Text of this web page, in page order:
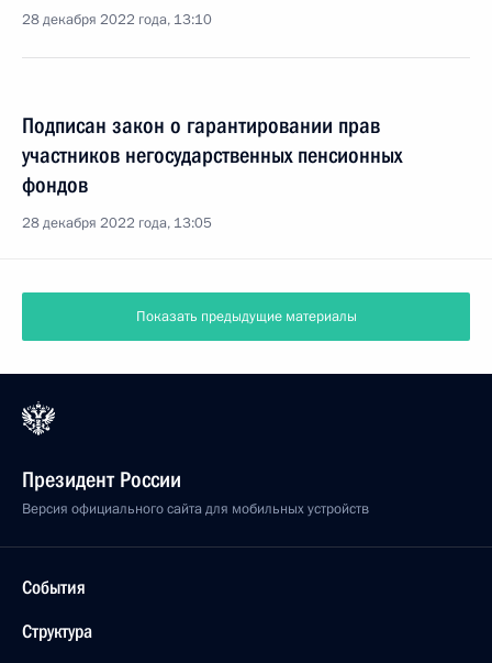
28 декабря 2022 года, 13:10
Подписан закон о гарантировании прав
участников негосударственных пенсионных
фондов
28 декабря 2022 года, 13:05
Показать предыдущие материалы
Президент России
Версия официального сайта для мобильных устройств
События
Структура